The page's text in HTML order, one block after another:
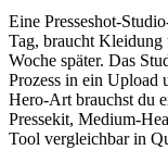
Eine Presseshot-
Tag, braucht Kleidung
Woche später. Das
Prozess in ein Upload
Hero-Art brauchst du
Pressekit, Medium-
Tool vergleichbar in